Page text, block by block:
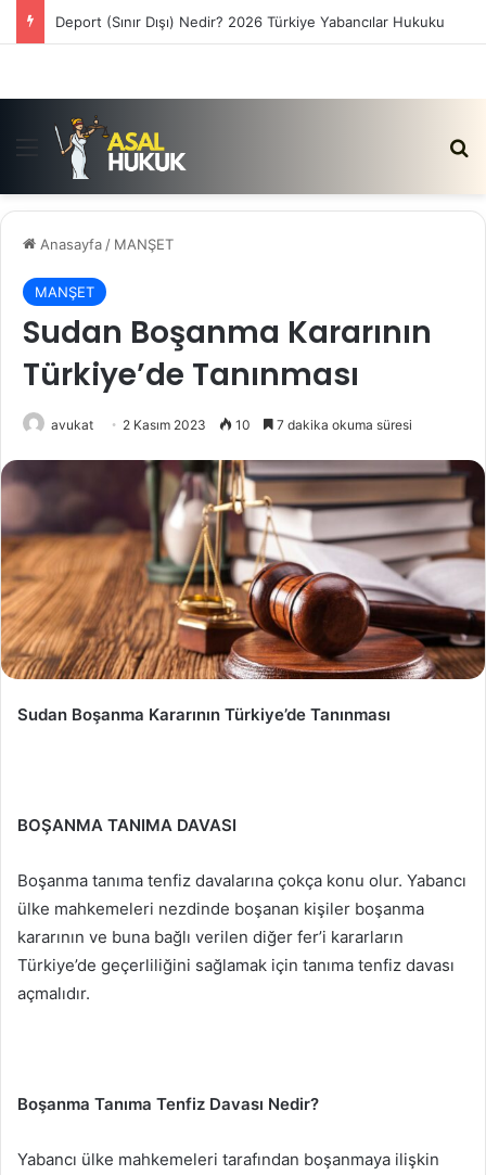
Satış Vaadi Sözleşmesi İptali Nedir?
Menü
Anasayfa / MANŞET
MANŞET
Sudan Boşanma Kararının
Türkiye’de Tanınması
avukat 2 Kasım 2023 10 7 dakika okuma süresi
Sudan Boşanma Kararının Türkiye’de Tanınması
BOŞANMA TANIMA DAVASI
Boşanma tanıma tenfiz davalarına çokça konu olur. Yabancı
ülke mahkemeleri nezdinde boşanan kişiler boşanma
kararının ve buna bağlı verilen diğer fer’i kararların
Türkiye’de geçerliliğini sağlamak için tanıma tenfiz davası
açmalıdır.
Boşanma Tanıma Tenfiz Davası Nedir?
Yabancı ülke mahkemeleri tarafından boşanmaya ilişkin